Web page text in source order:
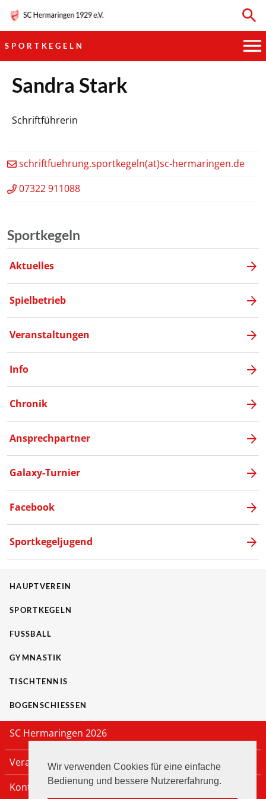
Wir verwenden Cookies für eine einfache
Bedienung und bessere Nutzererfahrung.
SPORTKEGELN
HAUPTVEREIN
GYMNASTIK
BOGENSCHIESSEN
Sandra Stark
Schriftführerin
schriftfuehrung.sportkegeln(at)sc-hermaringen.de
07322 911088
Sportkegeln
Aktuelles
Spielbetrieb
Veranstaltungen
Info
Chronik
Ansprechpartner
Galaxy-Turnier
Facebook
Sportkegeljugend
HAUPTVEREIN
SPORTKEGELN
FUSSBALL
GYMNASTIK
TISCHTENNIS
BOGENSCHIESSEN
SC Hermaringen 2026
Veranstaltungen
Kontakt